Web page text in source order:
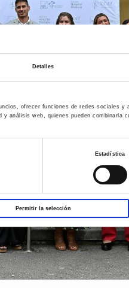
Detalles
ofrecer funciones de redes sociales
análisis web, quienes pueden combinarla
Estadística
Permitir la selección